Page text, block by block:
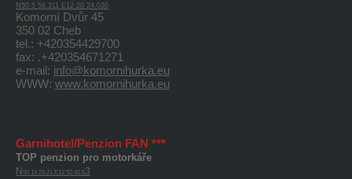
N50 5 56.311 E12 20 24.036
Komorní Dvůr 45
350 02 Cheb
tel.: +420354429700
fax: .+420354671271
e-mail: info@komornihurka.eu
WWW: www.komornihurka.eu
Garnihotel/Penzion FAN ***
TOP penzion pro motorkáře
N50 14 29.21 E12 52 42.63